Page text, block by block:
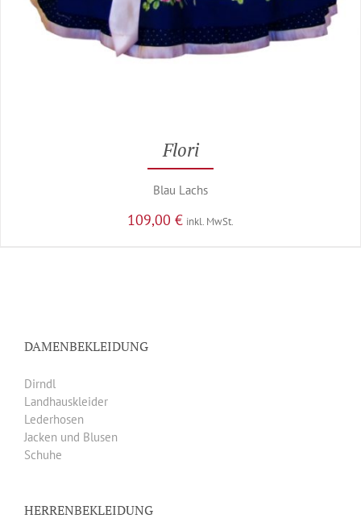
Flori
Blau Lachs
109,00 € inkl. MwSt.
DAMENBEKLEIDUNG
Dirndl
Landhauskleider
Lederhosen
Jacken und Blusen
Schuhe
HERRENBEKLEIDUNG